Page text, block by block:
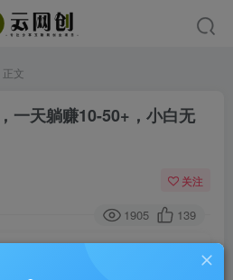
正文
一天躺赚10-50+，小白无
关注
1905 139